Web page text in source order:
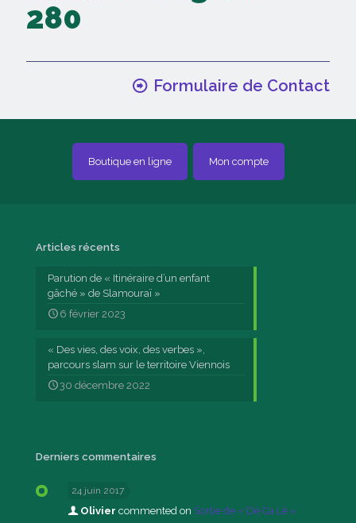
280
Formulaire de Contact
Boutique en ligne Mon compte
Articles récents
Parution de « Itinéraire d’un enfant
gâché » de Slamouraï »
6 février 2023
« Des vies, des voix, des verbes »,
parcours slam sur le territoire Viennois
30 décembre 2022
Derniers commentaires
24 juin 2017
Olivier commented on Sortie de « Dé Ca Lé »